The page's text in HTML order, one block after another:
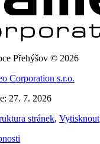
Přehýšov © 2026
Corporation s.r.o.
27. 7. 2026
stránek, Vytisknout